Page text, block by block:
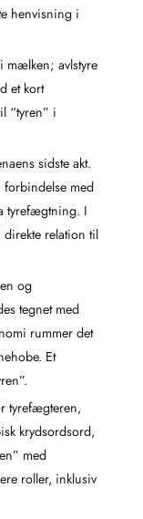
henvisning i
mælken; avlstyre
et kort
“tyren” i
sidste akt.
forbindelse med
tyrefægtning. I
direkte relation til
og
tegnet med
rummer det
Et
tyrefægteren,
krydsordsord,
med
roller, inklusiv